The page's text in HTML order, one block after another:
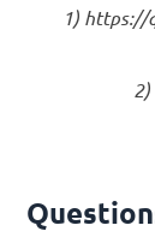
1) https://